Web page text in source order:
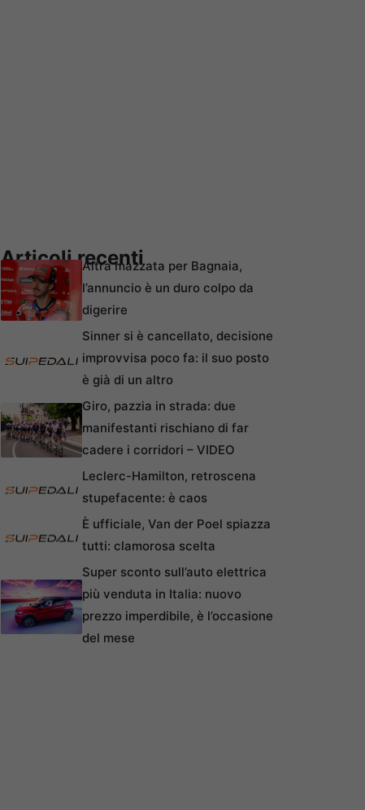
Articoli recentiAltra mazzata per Bagnaia,
l’annuncio è un duro colpo da
digerire
Sinner si è cancellato, decisione
improvvisa poco fa: il suo posto
è già di un altro
Giro, pazzia in strada: due
manifestanti rischiano di far
cadere i corridori – VIDEO
Leclerc-Hamilton, retroscena
stupefacente: è caos
È ufficiale, Van der Poel spiazza
tutti: clamorosa scelta
Super sconto sull’auto elettrica
più venduta in Italia: nuovo
prezzo imperdibile, è l’occasione
del mese